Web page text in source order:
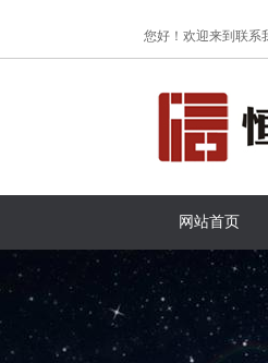
您好！欢迎来到联系
网站首页